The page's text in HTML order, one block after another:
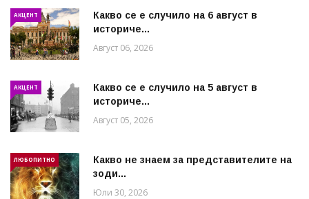
АКЦЕНТ
Какво се е случило на 6 август в
историче...
Август 06, 2026
АКЦЕНТ
Какво се е случило на 5 август в
историче...
Август 05, 2026
ЛЮБОПИТНО
Какво не знаем за представителите на
зоди...
Юли 30, 2026